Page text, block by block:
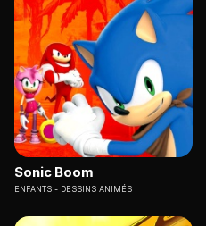
Sonic Boom
ENFANTS DESSINS ANIMÉS